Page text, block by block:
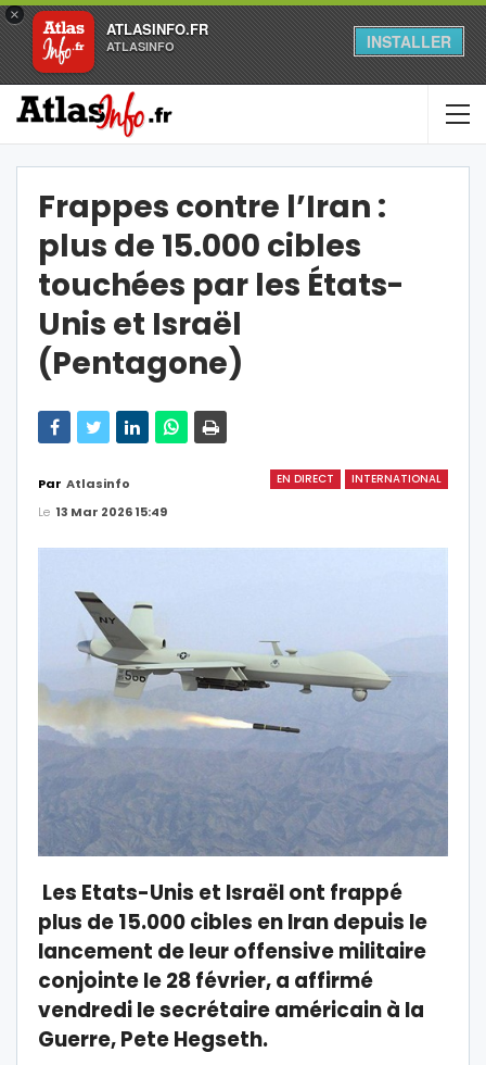
×
ATLASINFO.FR
ATLASINFO INSTALLER
Frappes contre l’Iran :
plus de 15.000 cibles
touchées par les États-
Unis et Israël
(Pentagone)
EN DIRECT INTERNATIONAL
Par Atlasinfo
Le 13 Mar 2026 15:49
Les Etats-Unis et Israël ont frappé
plus de 15.000 cibles en Iran depuis le
lancement de leur offensive militaire
conjointe le 28 février, a affirmé
vendredi le secrétaire américain à la
Guerre, Pete Hegseth.